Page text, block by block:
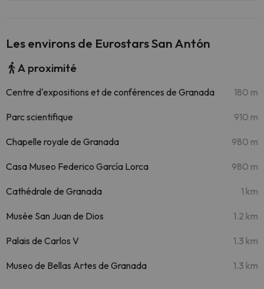
Les environs de Eurostars San Antón
A proximité
Centre d'expositions et de conférences de Granada 180 m
Parc scientifique 910 m
Chapelle royale de Granada 980 m
Casa Museo Federico García Lorca 980 m
Cathédrale de Granada 1 km
Musée San Juan de Dios 1.2 km
Palais de Carlos V 1.3 km
Museo de Bellas Artes de Granada 1.3 km